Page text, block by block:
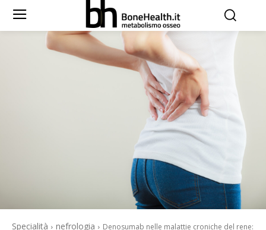
Specialità nefrologia
Denosumab nelle malattie croniche del rene: